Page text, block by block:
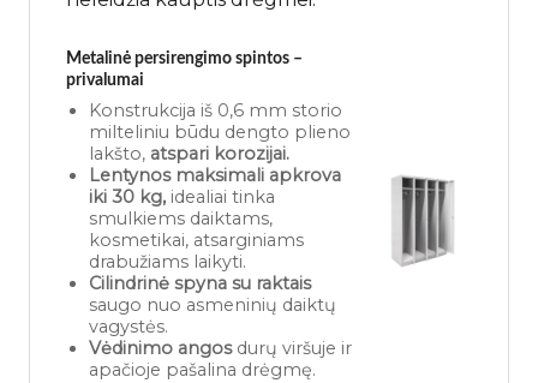
Metalinė persirengimo spintos –
privalumai
Konstrukcija iš 0,6 mm storio
milteliniu būdu dengto plieno
lakšto, atspari korozijai.
Lentynos maksimali apkrova
iki 30 kg,idealiai tinka
smulkiems daiktams,
kosmetikai, atsarginiams
drabužiams laikyti.
Cilindrinė spyna su raktais
saugo nuo asmeninių daiktų
vagystės.
Vėdinimo angos durų viršuje ir
apačioje pašalina drėgmę.